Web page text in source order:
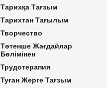
Тарихқа Тағзым
Тарихтан Тағылым
Творчество
Төтенше Жағдайлар
Бөлімінен
Трудотерапия
Туған Жерге Тағзым